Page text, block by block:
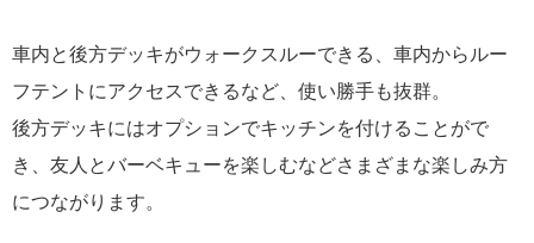
車内と後方デッキがウォークスルーできる、車内からルー
フテントにアクセスできるなど、使い勝手も抜群。
後方デッキにはオプションでキッチンを付けることがで
き、友人とバーベキューを楽しむなどさまざまな楽しみ方
につながります。